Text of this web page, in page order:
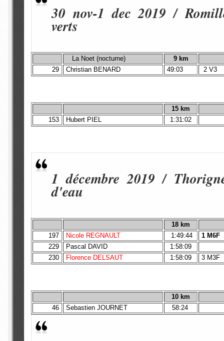
30 nov-1 dec 2019 /
verts
La Noet (nocturne)
9 km
29
Christian BENARD 49:03 2 V3
15 km
153
Hubert PIEL 1:31:02
1 décembre 2019 /
d'eau
18 km
197
Nicole REGNAULT 1:49:44
1 M6F
229
Pascal DAVID
1:58:09
230
Florence DELSAUT 1:58:09 3 M3F
10 km
46
Sebastien JOURNET 58:24